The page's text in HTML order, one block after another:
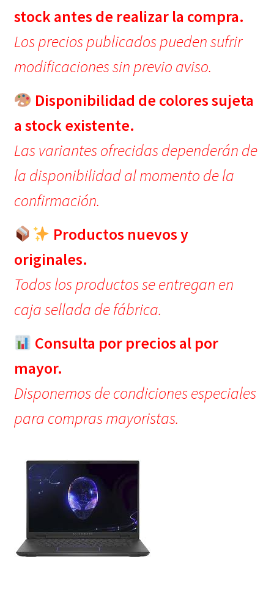
stock antes de realizar la compra.
Los precios publicados pueden sufrir
modificaciones sin previo aviso.
Disponibilidad de colores sujeta
a stock existente.
Las variantes ofrecidas dependerán de
la disponibilidad al momento de la
confirmación.
Productos nuevos y
originales.
Todos los productos se entregan en
caja sellada de fábrica.
Consulta por precios al por
mayor.
Disponemos de condiciones especiales
para compras mayoristas.